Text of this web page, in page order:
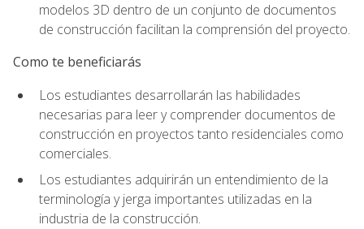
modelos 3D dentro de un conjunto de documentos
de construcción facilitan la comprensión del proyecto.
Como te beneficiarás
Los estudiantes desarrollarán las habilidades
necesarias para leer y comprender documentos de
construcción en proyectos tanto residenciales como
comerciales.
Los estudiantes adquirirán un entendimiento de la
terminología y jerga importantes utilizadas en la
industria de la construcción.